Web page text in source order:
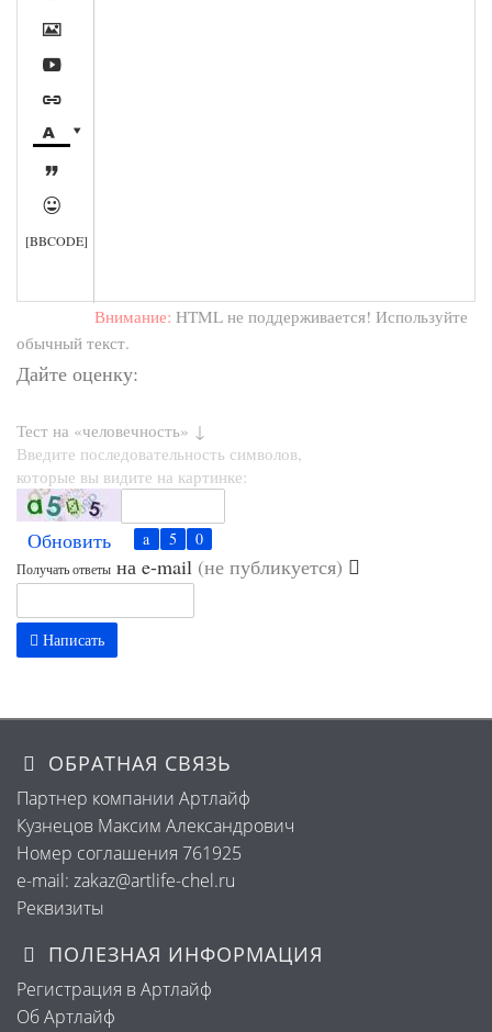







[BBCODE]
Внимание: HTML не поддерживается! Используйте
обычный текст.
Дайте оценку:
Тест на «человечность» ↓
Введите последовательность символов,
которые вы видите на картинке:
Обновить
Получать ответы на e-mail (не публикуется)
Написать
ОБРАТНАЯ СВЯЗЬ
Партнер компании Артлайф
Кузнецов Максим Александрович
Номер соглашения 761925
e-mail: zakaz@artlife-chel.ru
Реквизиты
ПОЛЕЗНАЯ ИНФОРМАЦИЯ
Регистрация в Артлайф
Об Артлайф